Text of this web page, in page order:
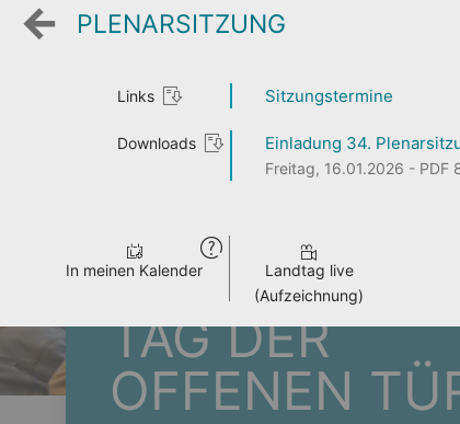
Zurück
zur
PLENARSITZUNG
Links Sitzungstermine
Downloads Einladung 34.
Freitag, 16.01.2026 - PDF
In meinen Kalender
Landtag live
(Aufzeichnung)
TAG DER
OFFENEN